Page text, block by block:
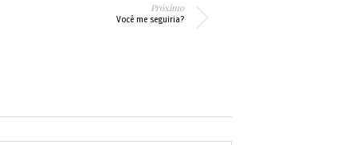
Próximo
Você me seguiria?